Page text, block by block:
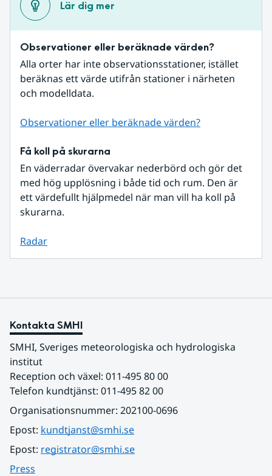
Lär dig mer
Observationer eller beräknade värden?
Alla orter har inte observationsstationer, istället
beräknas ett värde utifrån stationer i närheten
och modelldata.
Observationer eller beräknade värden?
Få koll på skurarna
En väderradar övervakar nederbörd och gör det
med hög upplösning i både tid och rum. Den är
ett värdefullt hjälpmedel när man vill ha koll på
skurarna.
Radar
Kontakta SMHI
SMHI, Sveriges meteorologiska och hydrologiska
institut
Reception och växel: 011-495 80 00
Telefon kundtjänst: 011-495 82 00
Organisationsnummer: 202100-0696
Epost: kundtjanst@smhi.se
Epost: registrator@smhi.se
Press